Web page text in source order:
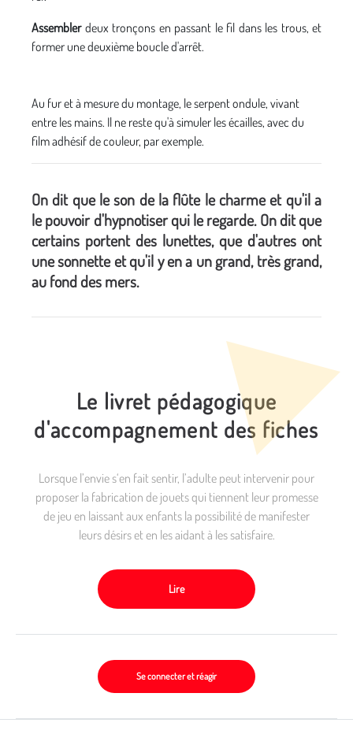
Assemblerdeux tronçons en passant le fil dans les trous, et
former une deuxième boucle d'arrêt.
Au fur et à mesure du montage, le serpent ondule, vivant
entre les mains. Il ne reste qu'à simuler les écailles, avec du
film adhésif de couleur, par exemple.
On dit que le son de la flûte le charme et qu'il a
le pouvoir d'hypnotiser qui le regarde. On dit que
certains portent des lunettes, que d'autres ont
une sonnette et qu'il y en a un grand, très grand,
au fond des mers.
Le livret pédagogique
d'accompagnement des fiches
Lorsque l’envie s‘en fait sentir, l’adulte peut intervenir pour
proposer la fabrication de jouets qui tiennent leur promesse
de jeu en laissant aux enfants la possibilité de manifester
leurs désirs et en les aidant à les satisfaire.
Lire
Se connecter et réagir